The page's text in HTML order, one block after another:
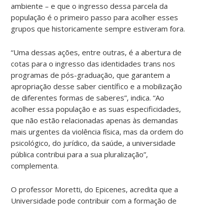
ambiente – e que o ingresso dessa parcela da
população é o primeiro passo para acolher esses
grupos que historicamente sempre estiveram fora.
“Uma dessas ações, entre outras, é a abertura de
cotas para o ingresso das identidades trans nos
programas de pós-graduação, que garantem a
apropriação desse saber científico e a mobilização
de diferentes formas de saberes”, indica. “Ao
acolher essa população e as suas especificidades,
que não estão relacionadas apenas às demandas
mais urgentes da violência física, mas da ordem do
psicológico, do jurídico, da saúde, a universidade
pública contribui para a sua pluralização”,
complementa.
O professor Moretti, do Epicenes, acredita que a
Universidade pode contribuir com a formação de